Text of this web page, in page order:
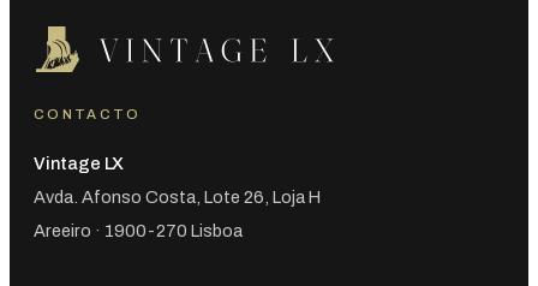
CONTACTO
Vintage LX
Avda. Afonso Costa, Lote 26, Loja H
Areeiro · 1900-270 Lisboa